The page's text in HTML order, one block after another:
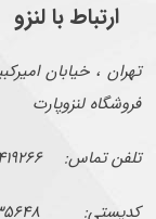
ارتباط با لنزو
فروشگاه لنزوپارت
تلفن تماس: ۰۲۱۳۶۴۱۹۲۶۶
کدپستی: ۱۱۴۱۶۳۵۶۴۸